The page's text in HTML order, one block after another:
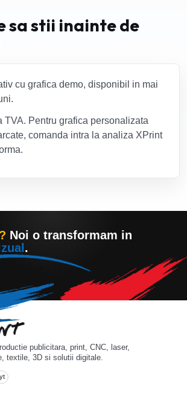
sa stii inainte de
cu grafica demo, disponibil in mai
TVA. Pentru grafica personalizata
comanda intra la analiza XPrint
Noi o transformam in
.
publicitara, print, CNC, laser,
textile, 3D si solutii digitale.
yt